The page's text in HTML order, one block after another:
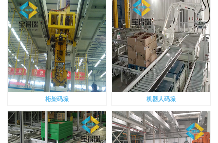
桁架码垛 机器人码垛